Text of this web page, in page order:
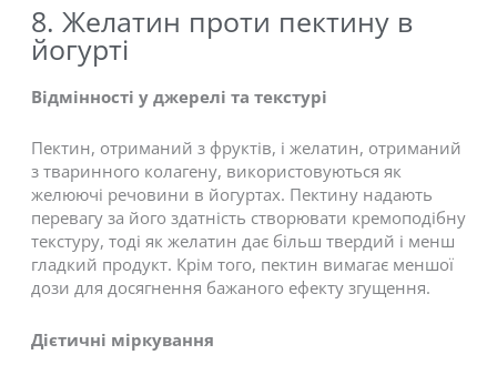
8. Желатин проти пектину в
йогурті
Відмінності у джерелі та текстурі
Пектин, отриманий з фруктів, і желатин, отриманий
з тваринного колагену, використовуються як
желюючі речовини в йогуртах. Пектину надають
перевагу за його здатність створювати кремоподібну
текстуру, тоді як желатин дає більш твердий і менш
гладкий продукт. Крім того, пектин вимагає меншої
дози для досягнення бажаного ефекту згущення.
Дієтичні міркування